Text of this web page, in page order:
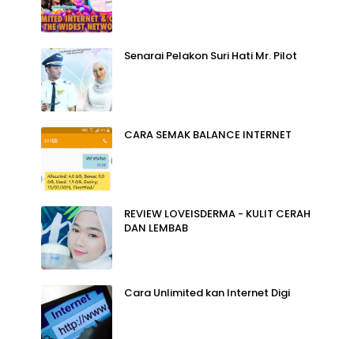
Senarai Pelakon Suri Hati Mr. Pilot
CARA SEMAK BALANCE INTERNET
REVIEW LOVEISDERMA - KULIT CERAH
DAN LEMBAB
Cara Unlimited kan Internet Digi